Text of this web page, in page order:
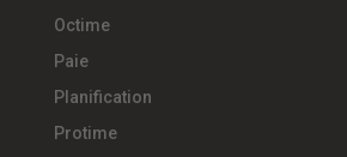
Octime
Paie
Planification
Protime